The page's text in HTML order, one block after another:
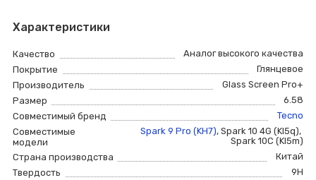
Характеристики
Качество
Аналог высокого качества
Покрытие
Глянцевое
Производитель
Glass Screen Pro+
Размер
6.58
Совместимый бренд
Tecno
Совместимые
модели
Spark 9 Pro (KH7), Spark 10 4G (KI5q),
Spark 10C (KI5m)
Страна производства
Китай
Твердость
9H